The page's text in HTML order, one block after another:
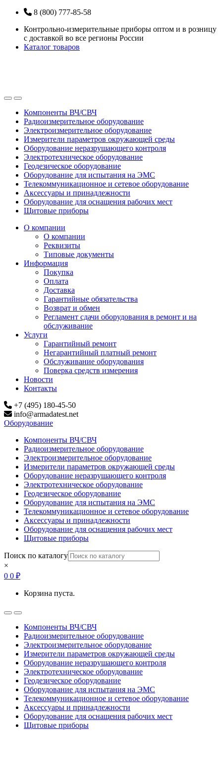
Перейти
навигации
Перейти
содержанию
8 (800) 777-85-58
Контрольно-измерительные приборы оптом и в розницу
с доставкой во все регионы России
Каталог товаров
OpenClose
Компоненты ВЧ/СВЧ
Радиоизмерительное оборудование
Электроизмерительное оборудование
Измерители параметров окружающей среды
Оборудование неразрушающего контроля
Электротехническое оборудование
Геодезическое оборудование
Оборудование для испытания на ЭМС
Телекоммуникационное и сетевое оборудование
Аксессуары и принадлежности
Оборудование для оснащения рабочих мест
Щитовые приборы
О компании
О компании
Реквизиты
Типовые документы
Информация
Покупка
Оплата
Доставка
Гарантийные обязательства
Возврат и обмен
Регламент сдачи оборудования в ремонт и на
обслуживание
Услуги
Гарантийный ремонт
Негарантийный платный ремонт
Обслуживание оборудования
Поверка средств измерения
Новости
Контакты
+7 (495) 180-45-50
info@armadatest.net
Оборудование
Компоненты ВЧ/СВЧ
Радиоизмерительное оборудование
Электроизмерительное оборудование
Измерители параметров окружающей среды
Оборудование неразрушающего контроля
Электротехническое оборудование
Геодезическое оборудование
Оборудование для испытания на ЭМС
Телекоммуникационное и сетевое оборудование
Аксессуары и принадлежности
Оборудование для оснащения рабочих мест
Щитовые приборы
Поиск по каталогу
×
0 0 ₽
Корзина пуста.
OpenClose
Компоненты ВЧ/СВЧ
Радиоизмерительное оборудование
Электроизмерительное оборудование
Измерители параметров окружающей среды
Оборудование неразрушающего контроля
Электротехническое оборудование
Геодезическое оборудование
Оборудование для испытания на ЭМС
Телекоммуникационное и сетевое оборудование
Аксессуары и принадлежности
Оборудование для оснащения рабочих мест
Щитовые приборы